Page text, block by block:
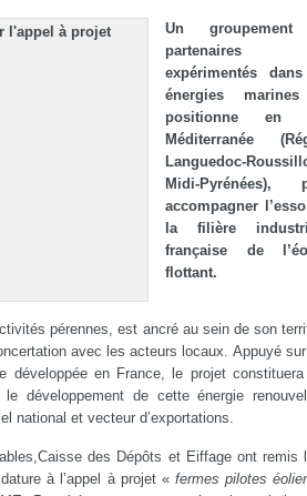
Un
partenaires
expérimentés
énergies
positionne en
Méditerranée
Languedoc-
Midi-Pyrénées),
accompagner
la filière
française de
flottant.
pérennes, est ancré au sein de son
avec les acteurs locaux. Appuyé
développée en France, le projet
développement de cette énergie
national et vecteur d’exportations.
des Dépôts et Eiffage ont remis
à l’appel à projet «fermes pilotes